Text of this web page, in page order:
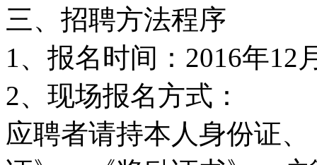
三、招聘方法程序
1、报名时间：2016年
2、现场报名方式：
应聘者请持本人身份证